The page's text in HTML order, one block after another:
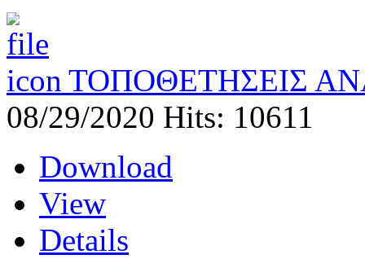
ΤΟΠΟΘΕΤΗΣΕΙΣ
08/29/2020 Hits: 10611
Download
View
Details